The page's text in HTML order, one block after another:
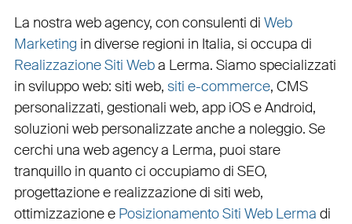
La nostra web agency, con consulenti di Web
Marketing in diverse regioni in Italia, si occupa di
Realizzazione Siti Weba Lerma. Siamo specializzati
in sviluppo web: siti web, siti e-commerce, CMS
personalizzati, gestionali web, app iOS e Android,
soluzioni web personalizzateanche a noleggio. Se
cerchi una web agency a Lerma, puoi stare
tranquillo in quanto ci occupiamo di SEO,
progettazione e realizzazione di siti web,
ottimizzazionee Posizionamento Siti Web Lerma di